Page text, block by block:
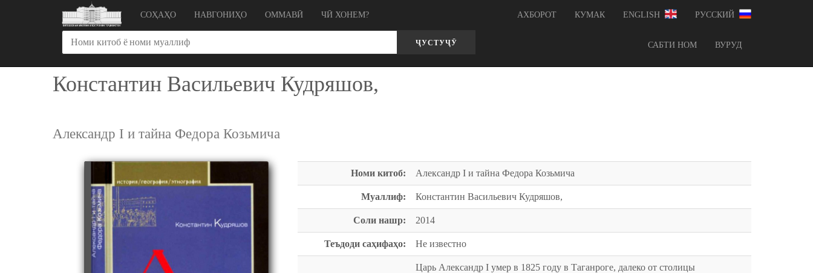
СОҲАҲО НАВГОНИҲО ОММАВӢ ЧӢ ХОНЕМ? АХБОРОТ КУМАК ENGLISH РУССКИЙ
ҶУСТУҶӮ САБТИ НОМ ВУРУД
Константин Васильевич Кудряшов,
Александр I и тайна Федора Козьмича
Номи китоб: Александр I и тайна Федора Козьмича
Муаллиф: Константин Васильевич Кудряшов,
Соли нашр: 2014
Теъдоди саҳифаҳо: Не известно
Царь Александр I умер в 1825 году в Таганроге, далеко от столицы